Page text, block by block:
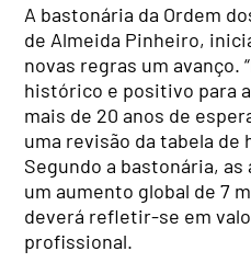
A bastonária da Ordem
de Almeida Pinheiro,
novas regras um avanço.
histórico e positivo para
mais de 20 anos de
uma revisão da tabela de
Segundo a bastonária,
um aumento global de 7
deverá refletir-se em
profissional.